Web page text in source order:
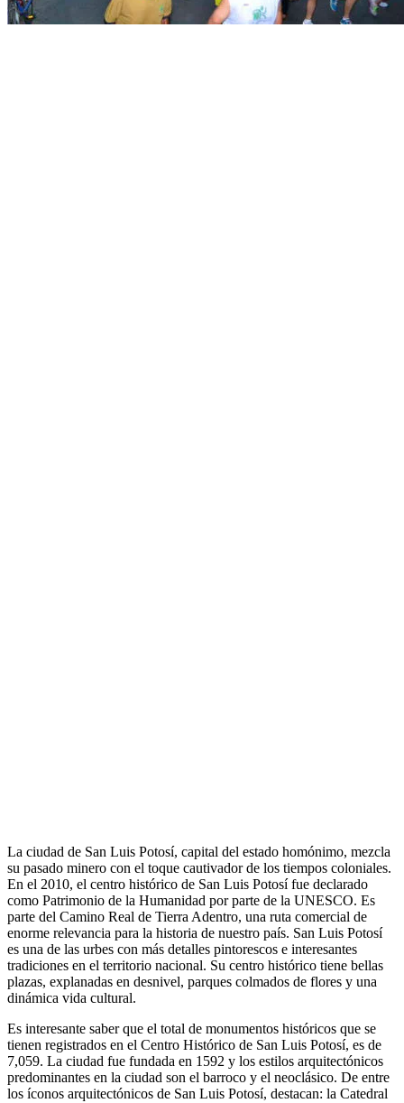
La ciudad de San Luis Potosí, capital del estado homónimo, mezcla
su pasado minero con el toque cautivador de los tiempos coloniales.
En el 2010, el centro histórico de San Luis Potosí fue declarado
como Patrimonio de la Humanidad por parte de la UNESCO. Es
parte del Camino Real de Tierra Adentro, una ruta comercial de
enorme relevancia para la historia de nuestro país. San Luis Potosí
es una de las urbes con más detalles pintorescos e interesantes
tradiciones en el territorio nacional. Su centro histórico tiene bellas
plazas, explanadas en desnivel, parques colmados de flores y una
dinámica vida cultural.
Es interesante saber que el total de monumentos históricos que se
tienen registrados en el Centro Histórico de San Luis Potosí, es de
7,059. La ciudad fue fundada en 1592 y los estilos arquitectónicos
predominantes en la ciudad son el barroco y el neoclásico. De entre
los íconos arquitectónicos de San Luis Potosí, destacan: la Catedral